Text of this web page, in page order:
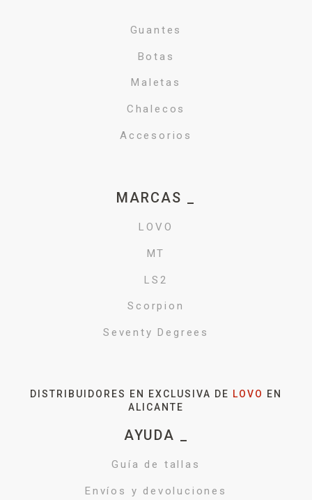
Guantes
Botas
Maletas
Chalecos
Accesorios
MARCAS _
LOVO
MT
LS2
Scorpion
Seventy Degrees
DISTRIBUIDORES EN EXCLUSIVA DE LOVO
EN
ALICANTE
AYUDA _
Guía de tallas
Envíos y devoluciones